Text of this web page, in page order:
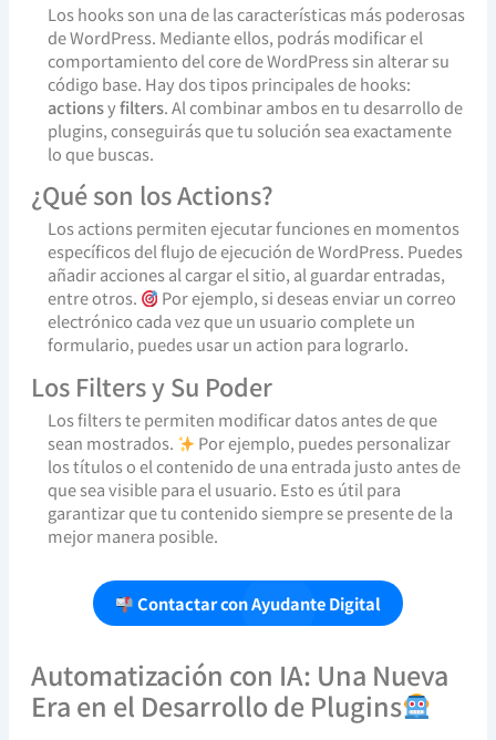
Los hooks son una de las características más poderosas
de WordPress. Mediante ellos, podrás modificar el
comportamiento del core de WordPress sin alterar su
código base. Hay dos tipos principales de hooks:
actionsyfilters. Al combinar ambos en tu desarrollo de
plugins, conseguirás que tu solución sea exactamente
lo que buscas.
¿Qué son los Actions?
Los actions permiten ejecutar funciones en momentos
específicos del flujo de ejecución de WordPress. Puedes
añadir acciones al cargar el sitio, al guardar entradas,
entre otros.
Por ejemplo, si deseas enviar un correo
electrónico cada vez que un usuario complete un
formulario, puedes usar un action para lograrlo.
Los Filters y Su Poder
Los filters te permiten modificar datos antes de que
sean mostrados.
Por ejemplo, puedes personalizar
los títulos o el contenido de una entrada justo antes de
que sea visible para el usuario. Esto es útil para
garantizar que tu contenido siempre se presente de la
mejor manera posible.
Contactar con Ayudante Digital
Automatización con IA: Una Nueva
Era en el Desarrollo de Plugins